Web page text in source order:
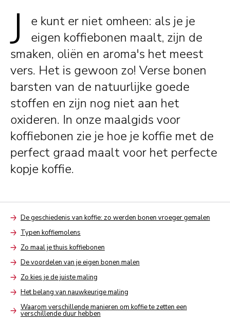
J
e kunt er niet omheen: als je je
eigen koffiebonen maalt, zijn de
smaken, oliën en aroma's het meest
vers. Het is gewoon zo! Verse bonen
barsten van de natuurlijke goede
stoffen en zijn nog niet aan het
oxideren. In onze maalgids voor
koffiebonen zie je hoe je koffie met de
perfect graad maalt voor het perfecte
kopje koffie.
ArrowDe geschiedenis van koffie: zo werden bonen vroeger gemalen
ArrowTypen koffiemolens
ArrowZo maal je thuis koffiebonen
ArrowDe voordelen van je eigen bonen malen
ArrowZo kies je de juiste maling
ArrowHet belang van nauwkeurige maling
Arrow
Waarom verschillende manieren om koffie te zetten een
verschillende duur hebben